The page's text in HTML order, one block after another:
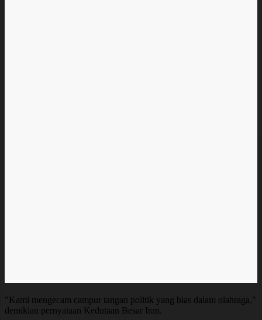
"Kami mengecam campur tangan politik yang bias dalam olahraga,"
demikian pernyataan Kedutaan Besar Iran.